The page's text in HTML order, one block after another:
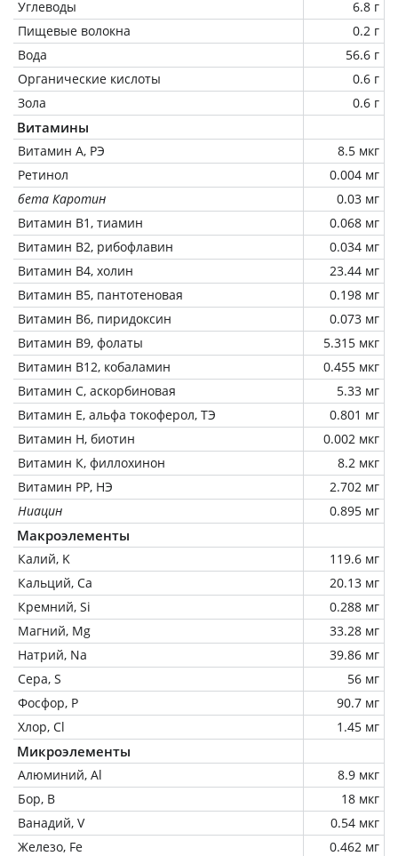
Углеводы
6.8 г
Пищевые волокна
0.2 г
Вода
56.6 г
Органические кислоты
0.6 г
Зола
0.6 г
Витамины
Витамин А, РЭ
8.5 мкг
Ретинол
0.004 мг
бета Каротин
0.03 мг
Витамин В1, тиамин
0.068 мг
Витамин В2, рибофлавин
0.034 мг
Витамин В4, холин
23.44 мг
Витамин В5, пантотеновая
0.198 мг
Витамин В6, пиридоксин
0.073 мг
Витамин В9, фолаты
5.315 мкг
Витамин В12, кобаламин
0.455 мкг
Витамин C, аскорбиновая
5.33 мг
Витамин Е, альфа токоферол, ТЭ
0.801 мг
Витамин Н, биотин
0.002 мкг
Витамин К, филлохинон
8.2 мкг
Витамин РР, НЭ
2.702 мг
Ниацин
0.895 мг
Макроэлементы
Калий, K
119.6 мг
Кальций, Ca
20.13 мг
Кремний, Si
0.288 мг
Магний, Mg
33.28 мг
Натрий, Na
39.86 мг
Сера, S
56 мг
Фосфор, P
90.7 мг
Хлор, Cl
1.45 мг
Микроэлементы
Алюминий, Al
8.9 мкг
Бор, B
18 мкг
Ванадий, V
0.54 мкг
Железо, Fe
0.462 мг